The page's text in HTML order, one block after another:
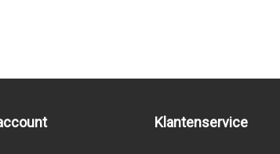
Klantenservice